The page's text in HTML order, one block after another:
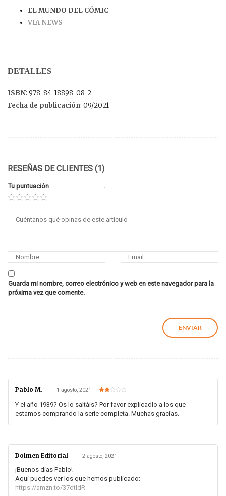
EL MUNDO DEL CÓMIC
VIA NEWS
DETALLES
ISBN: 978-84-18898-08-2
Fecha de publicación: 09/2021
RESEÑAS DE CLIENTES (1)
Tu puntuación
Guarda mi nombre, correo electrónico y web en este navegador para la
próxima vez que comente.
Pablo M. – 1 agosto, 2021
en2
de 5
Y el año 1939? Os lo saltáis? Por favor explicadlo a los que
estamos comprando la serie completa. Muchas gracias.
Dolmen Editorial – 2 agosto, 2021
¡Buenos días Pablo!
Aquí puedes ver los que hemos publicado:
https://amzn.to/37dtIdR